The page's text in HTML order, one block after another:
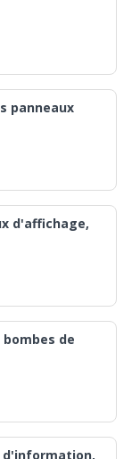
panneaux
d'affichage,
bombes de
d'information,